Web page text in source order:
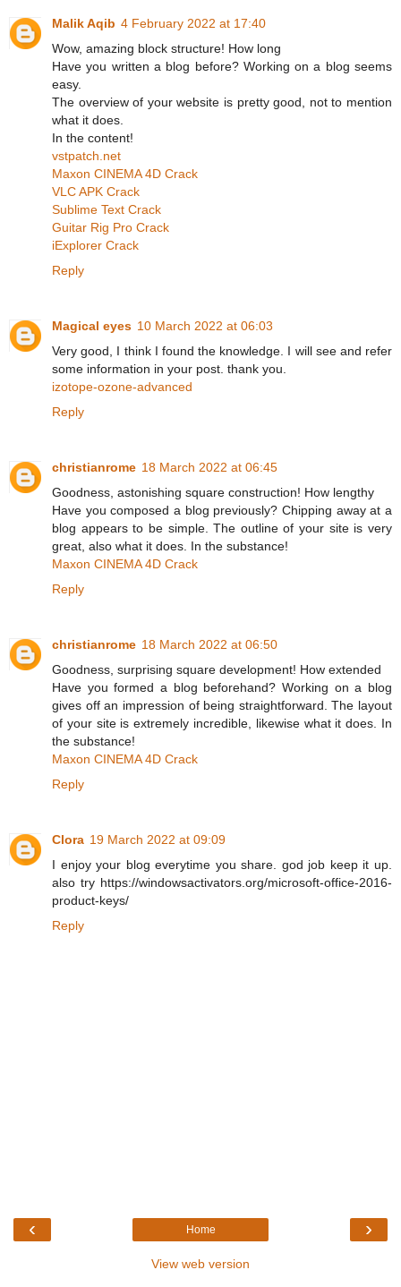
Malik Aqib 4 February 2022 at 17:40
Wow, amazing block structure! How long
Have you written a blog before? Working on a blog seems
easy.
The overview of your website is pretty good, not to mention
what it does.
In the content!
vstpatch.net
Maxon CINEMA 4D Crack
VLC APK Crack
Sublime Text Crack
Guitar Rig Pro Crack
iExplorer Crack
Reply
Magical eyes 10 March 2022 at 06:03
Very good, I think I found the knowledge. I will see and refer
some information in your post. thank you.
izotope-ozone-advanced
Reply
christianrome 18 March 2022 at 06:45
Goodness, astonishing square construction! How lengthy
Have you composed a blog previously? Chipping away at a
blog appears to be simple. The outline of your site is very
great, also what it does. In the substance!
Maxon CINEMA 4D Crack
Reply
christianrome 18 March 2022 at 06:50
Goodness, surprising square development! How extended
Have you formed a blog beforehand? Working on a blog
gives off an impression of being straightforward. The layout
of your site is extremely incredible, likewise what it does. In
the substance!
Maxon CINEMA 4D Crack
Reply
Clora 19 March 2022 at 09:09
I enjoy your blog everytime you share. god job keep it up.
also try https://windowsactivators.org/microsoft-office-2016-
product-keys/
Reply
‹ ›
Home
View web version